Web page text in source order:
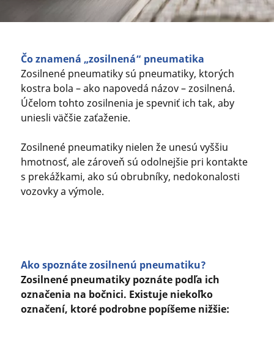
Čo znamená „zosilnená“ pneumatika
Zosilnené pneumatiky sú pneumatiky, ktorých
kostra bola – ako napovedá názov – zosilnená.
Účelom tohto zosilnenia je spevniť ich tak, aby
uniesli väčšie zaťaženie.
Zosilnené pneumatiky nielen že unesú vyššiu
hmotnosť, ale zároveň sú odolnejšie pri kontakte
s prekážkami, ako sú obrubníky, nedokonalosti
vozovky a výmole.
Ako spoznáte zosilnenú pneumatiku?
Zosilnené pneumatiky poznáte podľa ich
označenia na bočnici. Existuje niekoľko
označení, ktoré podrobne popíšeme nižšie: